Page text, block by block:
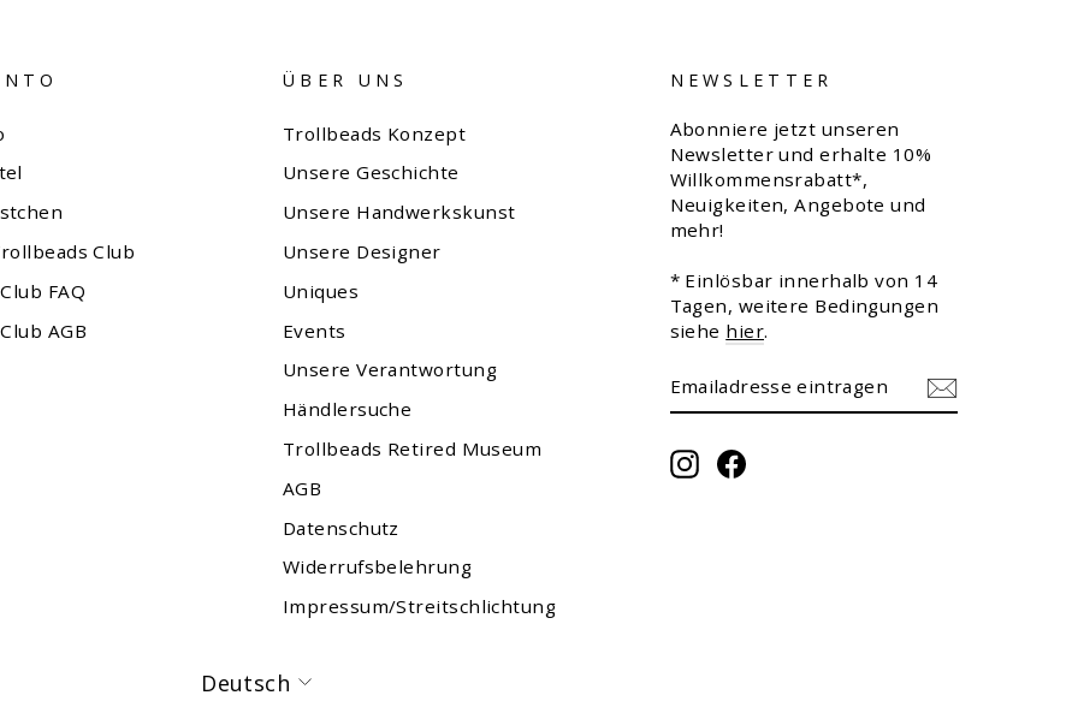
Club
FAQ
AGB
ÜBER UNS
Trollbeads Konzept
Unsere Geschichte
Unsere Handwerkskunst
Unsere Designer
Uniques
Events
Unsere Verantwortung
Händlersuche
Trollbeads Retired Museum
AGB
Datenschutz
Widerrufsbelehrung
Impressum/Streitschlichtung
NEWSLETTER
Abonniere jetzt unseren
Newsletter und erhalte 10%
Willkommensrabatt*,
Neuigkeiten, Angebote und
mehr!
* Einlösbar innerhalb von 14
Tagen, weitere Bedingungen
siehe hier.
EINTRAGEN
InstagramFacebook
Sprache
Deutsch